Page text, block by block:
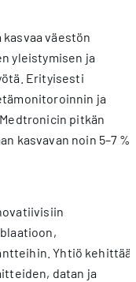
väestön
yleistymisen ja
Erityisesti
ja
pitkän
kasvavan noin 5–7 %
Yhtiö kehittää
datan ja